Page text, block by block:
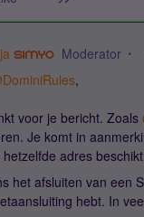
Moderator
,
voor je bericht. Zoals
Je komt in
adres
het afsluiten van een
hebt. In